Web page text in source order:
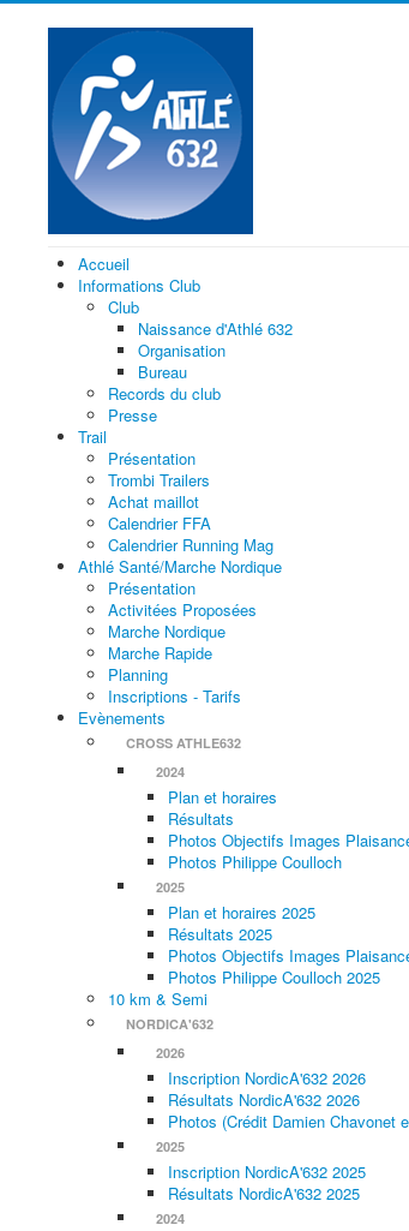
Accueil
Informations Club
Club
Naissance d'Athlé 632
Organisation
Bureau
Records du club
Presse
Trail
Présentation
Trombi Trailers
Achat maillot
Calendrier FFA
Calendrier Running Mag
Athlé Santé/Marche Nordique
Présentation
Activitées Proposées
Marche Nordique
Marche Rapide
Planning
Inscriptions - Tarifs
Evènements
CROSS ATHLE632
2024
Plan et horaires
Résultats
Photos Objectifs Images
Photos Philippe Coulloch
2025
Plan et horaires 2025
Résultats 2025
Photos Objectifs Images
Photos Philippe Coulloch 2025
10 km & Semi
NORDICA'632
2026
Inscription NordicA'632 2026
Résultats NordicA'632 2026
Photos (Crédit Damien Chavonet
2025
Inscription NordicA'632 2025
Résultats NordicA'632 2025
2024